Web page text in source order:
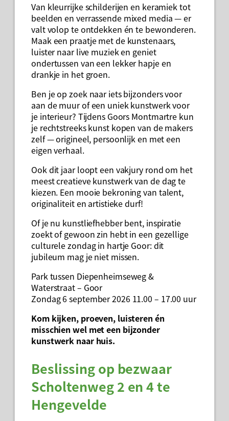
Van kleurrijke schilderijen en keramiek tot
beelden en verrassende mixed media — er
valt volop te ontdekken én te bewonderen.
Maak een praatje met de kunstenaars,
luister naar live muziek en geniet
ondertussen van een lekker hapje en
drankje in het groen.
Ben je op zoek naar iets bijzonders voor
aan de muur of een uniek kunstwerk voor
je interieur? Tijdens Goors Montmartre kun
je rechtstreeks kunst kopen van de makers
zelf — origineel, persoonlijk en met een
eigen verhaal.
Ook dit jaar loopt een vakjury rond om het
meest creatieve kunstwerk van de dag te
kiezen. Een mooie bekroning van talent,
originaliteit en artistieke durf!
Of je nu kunstliefhebber bent, inspiratie
zoekt of gewoon zin hebt in een gezellige
culturele zondag in hartje Goor: dit
jubileum mag je niet missen.
Park tussen Diepenheimseweg &
Waterstraat – Goor
Zondag 6 september 2026 11.00 – 17.00 uur
Kom kijken, proeven, luisteren én
misschien wel met een bijzonder
kunstwerk naar huis.
Beslissing op bezwaar
Scholtenweg 2 en 4 te
Hengevelde